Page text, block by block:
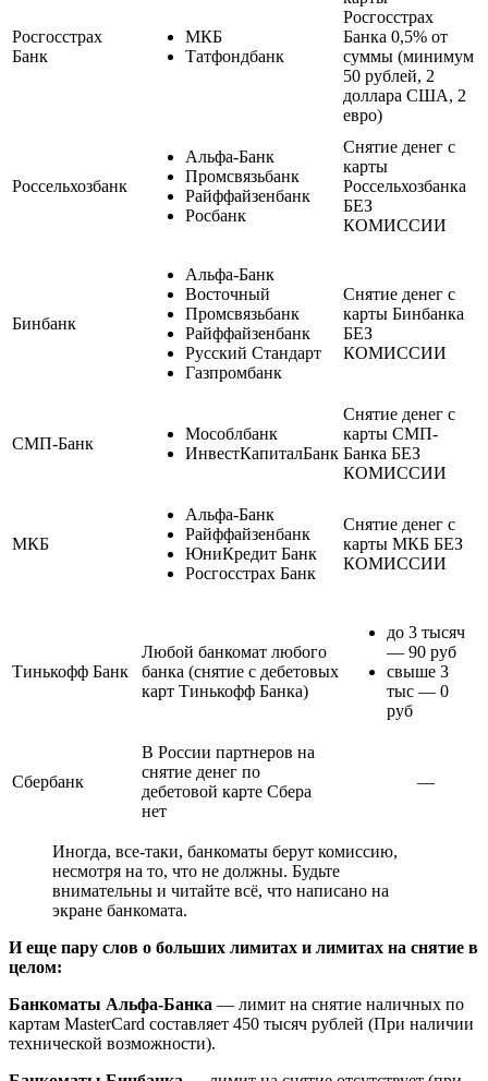
Росгосстрах
Банк
МКБ
Татфондбанк
Росгосстрах
Банка 0,5% от
суммы (минимум
50 рублей, 2
доллара США, 2
евро)
Россельхозбанк
Альфа-Банк
Промсвязьбанк
Райффайзенбанк
Росбанк
Снятие денег с
карты
Россельхозбанка
БЕЗ
КОМИССИИ
Бинбанк
Альфа-Банк
Восточный
Промсвязьбанк
Райффайзенбанк
Русский Стандарт
Газпромбанк
Снятие денег с
карты Бинбанка
БЕЗ
КОМИССИИ
СМП-Банк
Мособлбанк
ИнвестКапиталБанк
Снятие денег с
карты СМП-
Банка БЕЗ
КОМИССИИ
МКБ
Альфа-Банк
Райффайзенбанк
ЮниКредит Банк
Росгосстрах Банк
Снятие денег с
карты МКБ БЕЗ
КОМИССИИ
Тинькофф Банк
Любой банкомат любого
банка (снятие с дебетовых
карт Тинькофф Банка)
до 3 тысяч
— 90 руб
свыше 3
тыс — 0
руб
Сбербанк
В России партнеров на
снятие денег по
дебетовой карте Сбера
нет
—
Иногда, все-таки, банкоматы берут комиссию,
несмотря на то, что не должны. Будьте
внимательны и читайте всё, что написано на
экране банкомата.
И еще пару слов о больших лимитах и лимитах на снятие в
целом:
Банкоматы Альфа-Банка — лимит на снятие наличных по
картам MasterCard составляет 450 тысяч рублей (При наличии
технической возможности).